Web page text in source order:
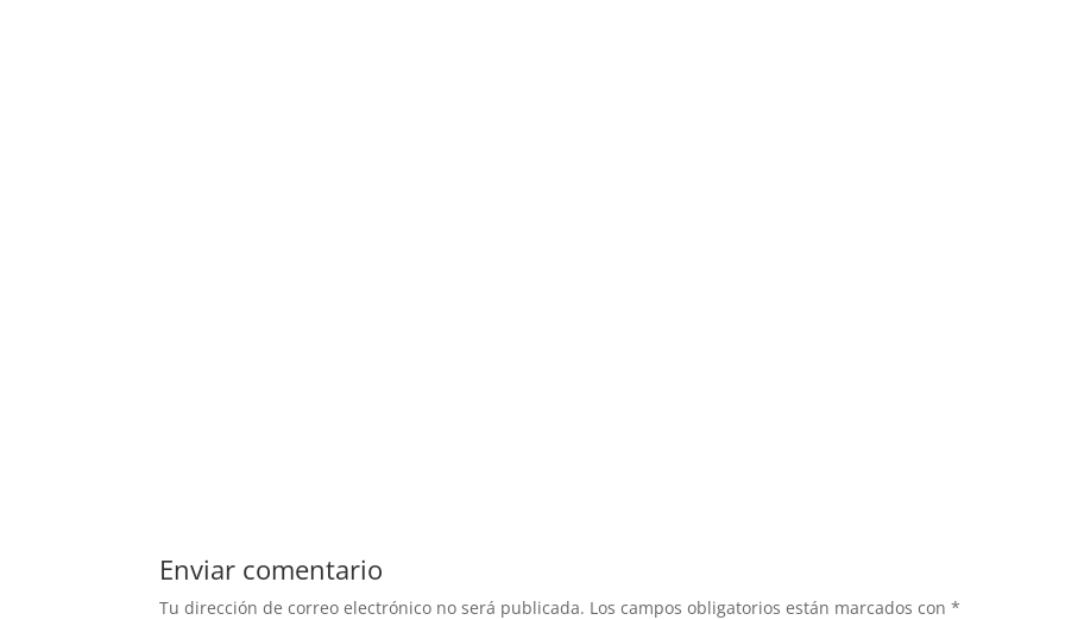
Enviar comentario
Tu dirección de correo electrónico no será publicada. Los campos obligatorios están marcados con*